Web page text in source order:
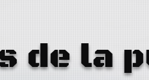
de la